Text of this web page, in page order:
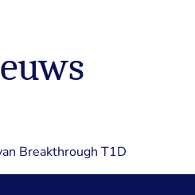
Breakthrough T1D